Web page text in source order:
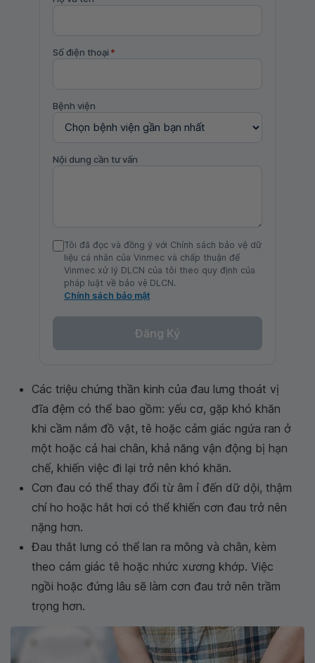
Số điện thoại *
Bệnh viện
Nội dung cần tư vấn
Tôi đã đọc và đồng ý với Chính sách bảo vệ dữ
liệu cá nhân của Vinmec và chấp thuận để
Vinmec xử lý DLCN của tôi theo quy định của
pháp luật về bảo vệ DLCN.
Chính sách bảo mật
Đăng Ký
Các triệu chứng thần kinh của đau lưng thoát vị
đĩa đệm có thể bao gồm: yếu cơ, gặp khó khăn
khi cầm nắm đồ vật, tê hoặc cảm giác ngứa ran ở
một hoặc cả hai chân, khả năng vận động bị hạn
chế, khiến việc đi lại trở nên khó khăn.
Cơn đau có thể thay đổi từ âm ỉ đến dữ dội, thậm
chí ho hoặc hắt hơi có thể khiến cơn đau trở nên
nặng hơn.
Đau thắt lưng có thể lan ra mông và chân, kèm
theo cảm giác tê hoặc nhức xương khớp. Việc
ngồi hoặc đứng lâu sẽ làm cơn đau trở nên trầm
trọng hơn.